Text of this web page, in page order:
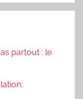
partout : le